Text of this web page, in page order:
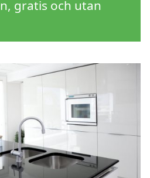
gratis och utan